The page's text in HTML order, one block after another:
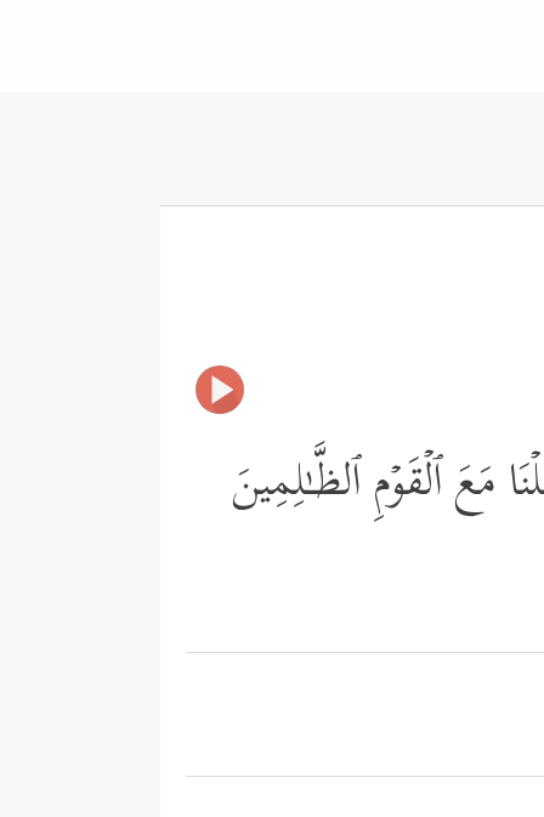
مَعَ ٱلۡقَوۡمِ ٱلظَّـٰلِمِینَ